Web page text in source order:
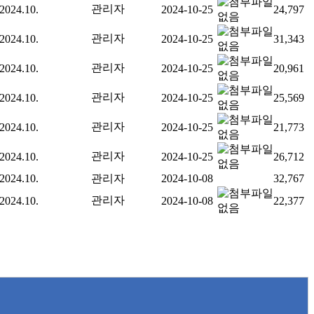
2024.10. 관리자 2024-10-25 24,797
2024.10. 관리자 2024-10-25 31,343
2024.10. 관리자 2024-10-25 20,961
2024.10. 관리자 2024-10-25 25,569
2024.10. 관리자 2024-10-25 21,773
2024.10. 관리자 2024-10-25
26,712
2024.10.
관리자 2024-10-08
32,767
2024.10.
관리자 2024-10-08 22,377